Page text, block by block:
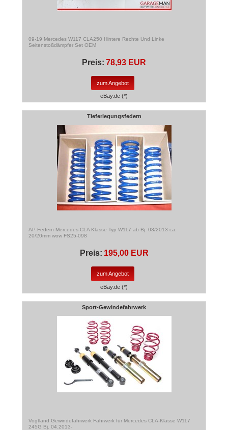
09-19 Mercedes W117 CLA250 Hintere Rechte Und Linke
Seitenstoßdämpfer Set OEM
Preis: 78,93 EUR
zum Angebot
eBay.de (*)
Tieferlegungsfedern
AP Federn Mercedes CLA Klasse Typ W117 ab Bj. 03/2013 ca.
20/20mm wow FS25-098
Preis: 195,00 EUR
zum Angebot
eBay.de (*)
Sport-Gewindefahrwerk
Vogtland Gewindefahrwerk Fahrwerk für Mercedes CLA-Klasse W117
245G Bj. 04.2013-